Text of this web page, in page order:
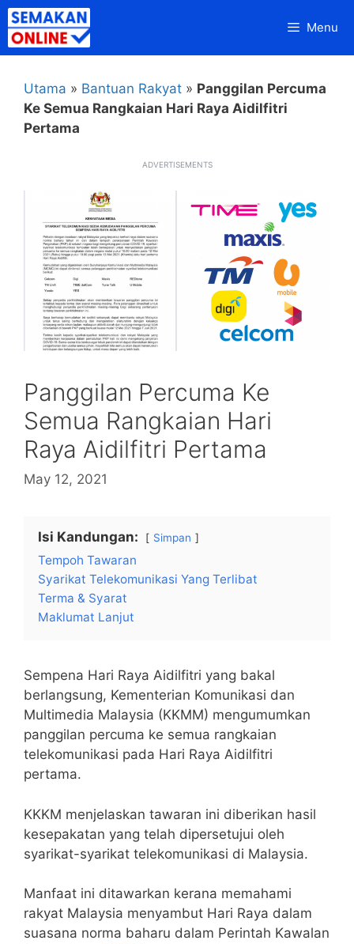
Skip
to
content
Menu
Utama » Bantuan Rakyat » Panggilan Percuma
Ke Semua Rangkaian Hari Raya Aidilfitri
Pertama
ADVERTISEMENTS
Panggilan Percuma Ke
Semua Rangkaian Hari
Raya Aidilfitri Pertama
May 12, 2021
Isi Kandungan: Simpan
Tempoh Tawaran
Syarikat Telekomunikasi Yang Terlibat
Terma & Syarat
Maklumat Lanjut
Sempena Hari Raya Aidilfitri yang bakal
berlangsung, Kementerian Komunikasi dan
Multimedia Malaysia (KKMM) mengumumkan
panggilan percuma ke semua rangkaian
telekomunikasi pada Hari Raya Aidilfitri
pertama.
KKKM menjelaskan tawaran ini diberikan hasil
kesepakatan yang telah dipersetujui oleh
syarikat-syarikat telekomunikasi di Malaysia.
Manfaat ini ditawarkan kerana memahami
rakyat Malaysia menyambut Hari Raya dalam
suasana norma baharu dalam Perintah Kawalan